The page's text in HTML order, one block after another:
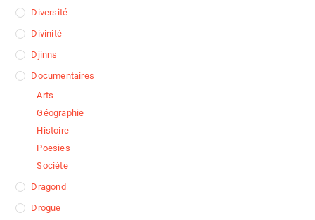
Diversité
Divinité
Djinns
Documentaires
Arts
Géographie
Histoire
Poesies
Sociéte
Dragond
Drogue